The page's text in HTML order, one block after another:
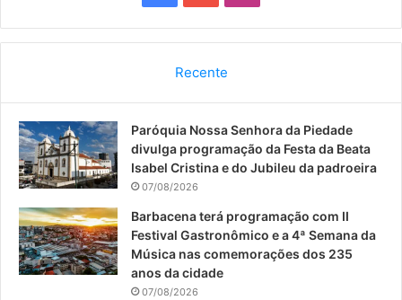
a
b
o
k
o
u
b
n
a
g
a
Recente
Paróquia Nossa Senhora da Piedade
divulga programação da Festa da Beata
Isabel Cristina e do Jubileu da padroeira
07/08/2026
Barbacena terá programação com II
Festival Gastronômico e a 4ª Semana da
Música nas comemorações dos 235
anos da cidade
07/08/2026